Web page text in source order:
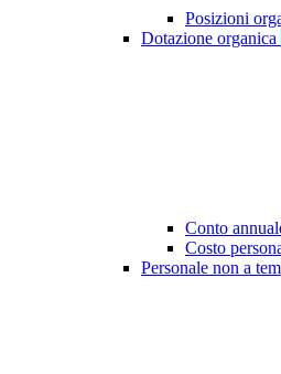
Posizioni
Dotazione organica
Conto
Costo
Personale non a